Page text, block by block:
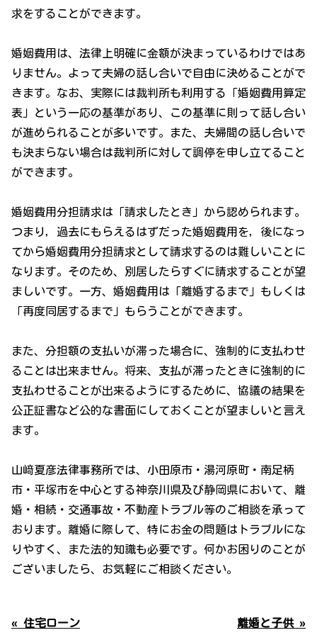
求をすることができます。
婚姻費用は、法律上明確に金額が決まっているわけではあ
りません。よって夫婦の話し合いで自由に決めることがで
きます。なお、実際には裁判所も利用する「婚姻費用算定
表」という一応の基準があり、この基準に則って話し合い
が進められることが多いです。また、夫婦間の話し合いで
も決まらない場合は裁判所に対して調停を申し立てること
ができます。
婚姻費用分担請求は「請求したとき」から認められます。
つまり，過去にもらえるはずだった婚姻費用を，後になっ
てから婚姻費用分担請求として請求するのは難しいことに
なります。そのため、別居したらすぐに請求することが望
ましいです。一方、婚姻費用は「離婚するまで」もしくは
「再度同居するまで」もらうことができます。
また、分担額の支払いが滞った場合に、強制的に支払わせ
ることは出来ません。将来、支払が滞ったときに強制的に
支払わせることが出来るようにするために、協議の結果を
公正証書など公的な書面にしておくことが望ましいと言え
ます。
山﨑夏彦法律事務所では、小田原市・湯河原町・南足柄
市・平塚市を中心とする神奈川県及び静岡県において、離
婚・相続・交通事故・不動産トラブル等のご相談を承って
おります。離婚に際して、特にお金の問題はトラブルにな
りやすく、また法的知識も必要です。何かお困りのことが
ございましたら、お気軽にご相談ください。
« 住宅ローン 離婚と子供 »